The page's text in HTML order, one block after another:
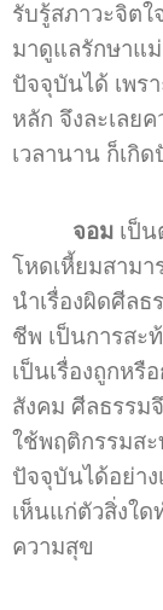
รับรู้สภาวะจิต
มาดูแลรักษาแ
ปัจจุบันได้ เพร
หลัก จึงละเลย
เวลานาน ก็เกิ
จอม เป็
โหดเหี้ยมสาม
นำเรื่องผิดศีลธ
ชีพ เป็นการสะ
เป็นเรื่องถูกหรื
สังคม ศีลธรรม
ใช้พฤติกรรมส
ปัจจุบันได้อย่า
เห็นแก่ตัวสิ่งใ
ความสุข